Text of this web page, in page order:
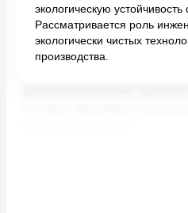
экологическую
Рассматривается роль
экологически чистых
производства.